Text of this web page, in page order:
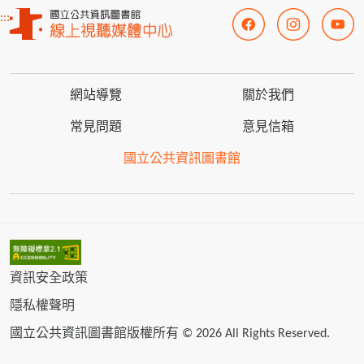
:::
網站導覽 關於我們
常見問題 意見信箱
國立公共資訊圖書館
資訊安全政策
隱私權聲明
國立公共資訊圖書館版權所有 © 2026 All Rights Reserved.